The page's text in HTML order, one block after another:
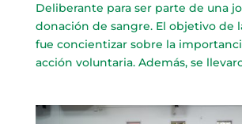
Deliberante para ser parte de una
donación de sangre. El objetivo de
fue concientizar sobre la
acción voluntaria. Además, se